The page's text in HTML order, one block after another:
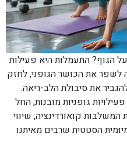
הגוף? התעמלות היא פעילות
לשפר את הכושר הגופני, לחזק
את סיבולת הלב-ריאה.
גופניות מובנות, החל
המשלבות קואורדינציה, שיווי
הסטטית שרבים מאיתנו